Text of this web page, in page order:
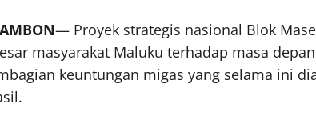
— Proyek strategis nasional Blok
masyarakat Maluku terhadap masa
keuntungan migas yang selama ini